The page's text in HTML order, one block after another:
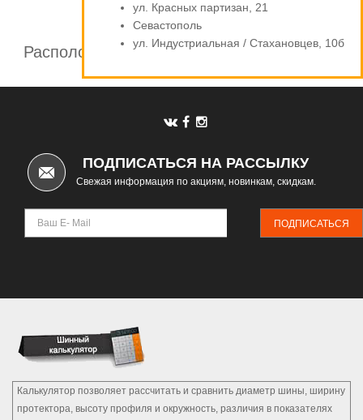
Расположение шинных центров компании
ул. Красных партизан, 21
Севастополь
ул. Индустриальная / Стахановцев, 10б
ПОДПИСАТЬСЯ НА РАССЫЛКУ
Свежая информация по акциям, новинкам, скидкам.
ПОДПИСАТЬСЯ
Калькулятор позволяет рассчитать и сравнить диаметр шины, ширину
протектора, высоту профиля и окружность, различия в показателях